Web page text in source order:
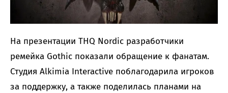
На презентации THQ Nordic разработчики
ремейка Gothic показали обращение к фанатам.
Студия Alkimia Interactive поблагодарила игроков
за поддержку, а также поделилась планами на